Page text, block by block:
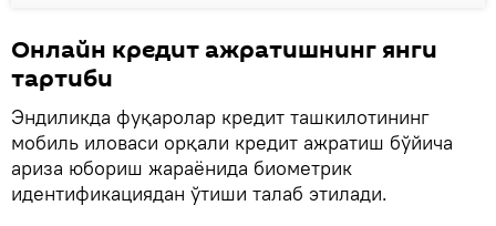
Онлайн кредит ажратишнинг янги
тартиби
Эндиликда фуқаролар кредит ташкилотининг
мобиль иловаси орқали кредит ажратиш бўйича
ариза юбориш жараёнида биометрик
идентификациядан ўтиши талаб этилади.